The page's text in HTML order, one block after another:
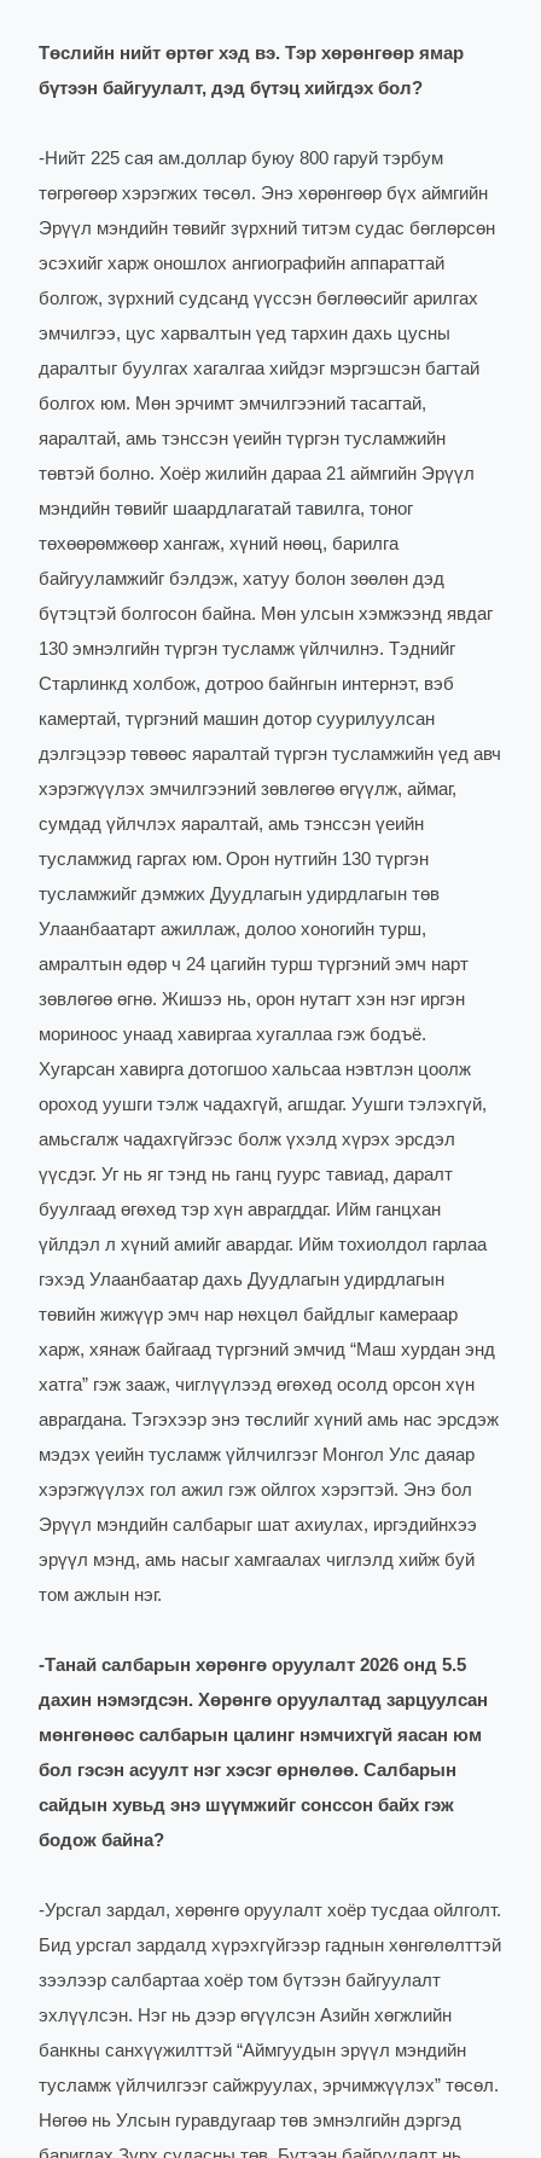
Төслийн нийт өртөг хэд вэ. Тэр хөрөнгөөр ямар
бүтээн байгуулалт, дэд бүтэц хийгдэх бол?
-Нийт 225 сая ам.доллар буюу 800 гаруй тэрбум
төгрөгөөр хэрэгжих төсөл. Энэ хөрөнгөөр бүх аймгийн
Эрүүл мэндийн төвийг зүрхний титэм судас бөглөрсөн
эсэхийг харж оношлох ангиографийн аппараттай
болгож, зүрхний судсанд үүссэн бөглөөсийг арилгах
эмчилгээ, цус харвалтын үед тархин дахь цусны
даралтыг буулгах хагалгаа хийдэг мэргэшсэн багтай
болгох юм. Мөн эрчимт эмчилгээний тасагтай,
яаралтай, амь тэнссэн үеийн түргэн тусламжийн
төвтэй болно. Хоёр жилийн дараа 21 аймгийн Эрүүл
мэндийн төвийг шаардлагатай тавилга, тоног
төхөөрөмжөөр хангаж, хүний нөөц, барилга
байгууламжийг бэлдэж, хатуу болон зөөлөн дэд
бүтэцтэй болгосон байна. Мөн улсын хэмжээнд явдаг
130 эмнэлгийн түргэн тусламж үйлчилнэ. Тэднийг
Старлинкд холбож, дотроо байнгын интернэт, вэб
камертай, түргэний машин дотор суурилуулсан
дэлгэцээр төвөөс яаралтай түргэн тусламжийн үед авч
хэрэгжүүлэх эмчилгээний зөвлөгөө өгүүлж, аймаг,
сумдад үйлчлэх яаралтай, амь тэнссэн үеийн
тусламжид гаргах юм. Орон нутгийн 130 түргэн
тусламжийг дэмжих Дуудлагын удирдлагын төв
Улаанбаатарт ажиллаж, долоо хоногийн турш,
амралтын өдөр ч 24 цагийн турш түргэний эмч нарт
зөвлөгөө өгнө. Жишээ нь, орон нутагт хэн нэг иргэн
мориноос унаад хавиргаа хугаллаа гэж бодъё.
Хугарсан хавирга дотогшоо хальсаа нэвтлэн цоолж
ороход уушги тэлж чадахгүй, агшдаг. Уушги тэлэхгүй,
амьсгалж чадахгүйгээс болж үхэлд хүрэх эрсдэл
үүсдэг. Уг нь яг тэнд нь ганц гуурс тавиад, даралт
буулгаад өгөхөд тэр хүн аврагддаг. Ийм ганцхан
үйлдэл л хүний амийг авардаг. Ийм тохиолдол гарлаа
гэхэд Улаанбаатар дахь Дуудлагын удирдлагын
төвийн жижүүр эмч нар нөхцөл байдлыг камераар
харж, хянаж байгаад түргэний эмчид “Маш хурдан энд
хатга” гэж зааж, чиглүүлээд өгөхөд осолд орсон хүн
аврагдана. Тэгэхээр энэ төслийг хүний амь нас эрсдэж
мэдэх үеийн тусламж үйлчилгээг Монгол Улс даяар
хэрэгжүүлэх гол ажил гэж ойлгох хэрэгтэй. Энэ бол
Эрүүл мэндийн салбарыг шат ахиулах, иргэдийнхээ
эрүүл мэнд, амь насыг хамгаалах чиглэлд хийж буй
том ажлын нэг.
-Танай салбарын хөрөнгө оруулалт 2026 онд 5.5
дахин нэмэгдсэн. Хөрөнгө оруулалтад зарцуулсан
мөнгөнөөс салбарын цалинг нэмчихгүй яасан юм
бол гэсэн асуулт нэг хэсэг өрнөлөө. Салбарын
сайдын хувьд энэ шүүмжийг сонссон байх гэж
бодож байна?
-Урсгал зардал, хөрөнгө оруулалт хоёр тусдаа ойлголт.
Бид урсгал зардалд хүрэхгүйгээр гаднын хөнгөлөлттэй
зээлээр салбартаа хоёр том бүтээн байгуулалт
эхлүүлсэн. Нэг нь дээр өгүүлсэн Азийн хөгжлийн
банкны санхүүжилттэй “Аймгуудын эрүүл мэндийн
тусламж үйлчилгээг сайжруулах, эрчимжүүлэх” төсөл.
Нөгөө нь Улсын гуравдугаар төв эмнэлгийн дэргэд